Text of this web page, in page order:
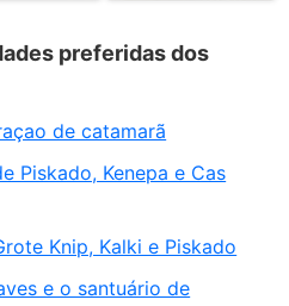
preferidas dos
de catamarã
Piskado, Kenepa e Cas
Knip, Kalki e Piskado
e o santuário de